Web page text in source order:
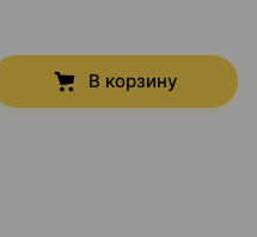
В корзину